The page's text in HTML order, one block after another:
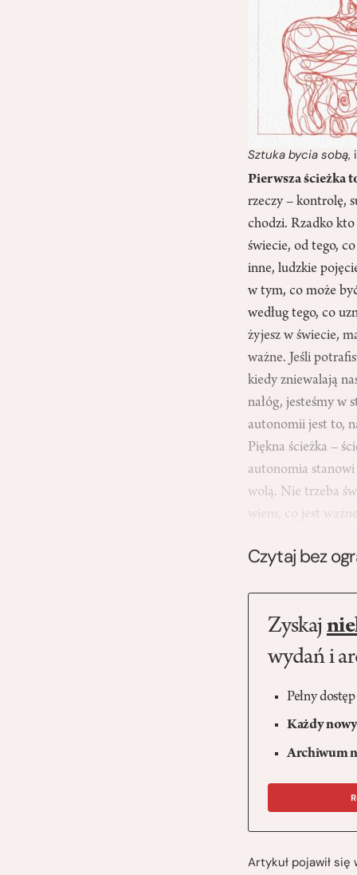
Sztuka bycia sobą,
Pierwsza ścieżka
rzeczy – kontrolę,
chodzi. Rzadko kto
świecie, od tego,
inne, ludzkie
w tym, co może
według tego, co
żyjesz w świecie,
ważne. Jeśli
kiedy zniewalają
nałóg, jesteśmy w
autonomii jest to,
Piękna ścieżka –
autonomia stanowi
wolą. Nie trzeba
wiem, co jest
Czytaj bez
Zyskaj
wydań i
Pełny
Każdy
Archiwum
Artykuł pojawił